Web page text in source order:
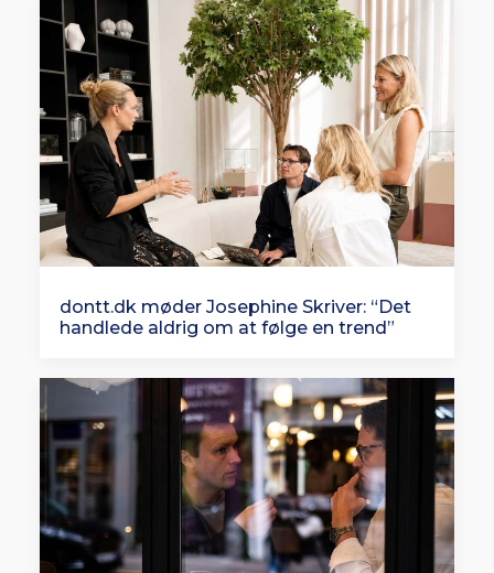
dontt.dk møder Josephine Skriver: “Det
handlede aldrig om at følge en trend”